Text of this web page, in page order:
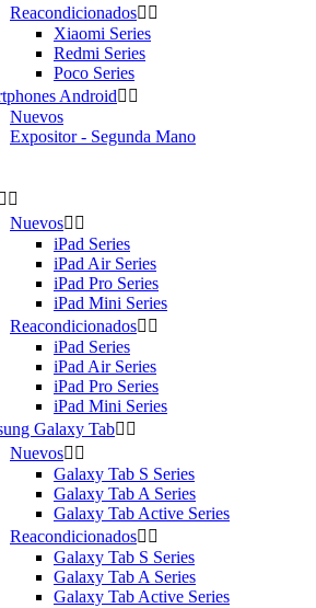
Reacondicionados 
Xiaomi Series
Redmi Series
Poco Series
Android 
Nuevos
Expositor - Segunda Mano
 
Nuevos 
iPad Series
iPad Air Series
iPad Pro Series
iPad Mini Series
Reacondicionados 
iPad Series
iPad Air Series
iPad Pro Series
iPad Mini Series
Galaxy Tab 
Nuevos 
Galaxy Tab S Series
Galaxy Tab A Series
Galaxy Tab Active Series
Reacondicionados 
Galaxy Tab S Series
Galaxy Tab A Series
Galaxy Tab Active Series